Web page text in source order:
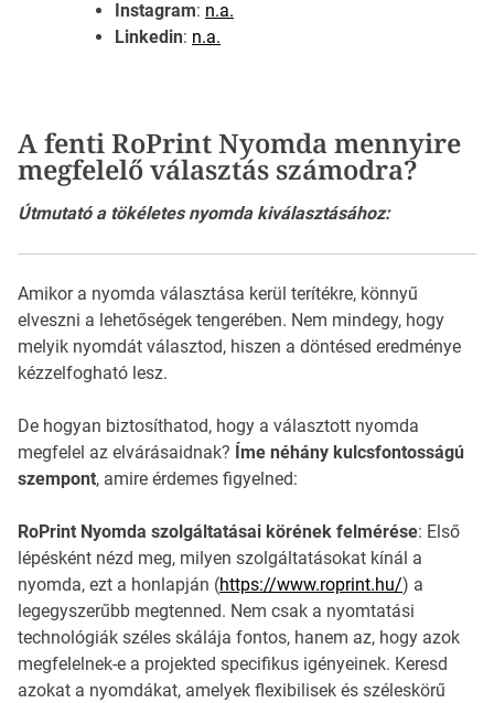
Instagram: n.a.
Linkedin: n.a.
A fenti RoPrint Nyomda mennyire
megfelelő választás számodra?
Útmutató a tökéletes nyomda kiválasztásához:
Amikor a nyomda választása kerül terítékre, könnyű
elveszni a lehetőségek tengerében. Nem mindegy, hogy
melyik nyomdát választod, hiszen a döntésed eredménye
kézzelfogható lesz.
De hogyan biztosíthatod, hogy a választott nyomda
megfelel az elvárásaidnak? Íme néhány kulcsfontosságú
szempont, amire érdemes figyelned:
RoPrint Nyomda szolgáltatásai körének felmérése: Első
lépésként nézd meg, milyen szolgáltatásokat kínál a
nyomda, ezt a honlapján (https://www.roprint.hu/) a
legegyszerűbb megtenned. Nem csak a nyomtatási
technológiák széles skálája fontos, hanem az, hogy azok
megfelelnek-e a projekted specifikus igényeinek. Keresd
azokat a nyomdákat, amelyek flexibilisek és széleskörű